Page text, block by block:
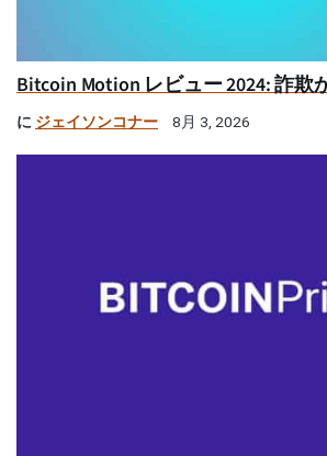
Bitcoin Motion レビュー 2024: 詐欺
に ジェイソンコナー 8月 3, 2026